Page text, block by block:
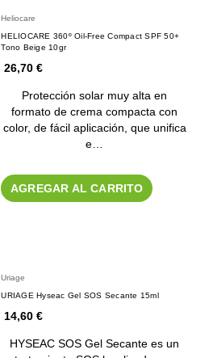
Heliocare
HELIOCARE 360º Oil-Free Compact SPF 50+
Tono Beige 10gr
26,70 €
Protección solar muy alta en
formato de crema compacta con
color, de fácil aplicación, que unifica
e…
AGREGAR AL CARRITO
Uriage
URIAGE Hyseac Gel SOS Secante 15ml
14,60 €
HYSEAC SOS Gel Secante es un